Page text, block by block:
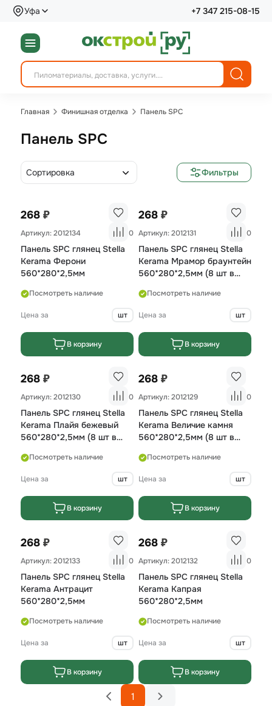
Уфа +7 347 215-08-15
Главная Финишная отделка Панель SPC
Панель SPC
Сортировка Фильтры
268 ₽
Артикул: 2012134 0
Панель SPC глянец Stella
Kerama Ферони
560*280*2,5мм
Посмотреть наличие
Цена за шт
В корзину
268 ₽
Артикул: 2012131 0
Панель SPC глянец Stella
Kerama Мрамор браунтейн
560*280*2,5мм (8 шт в
Посмотреть наличие
Цена за шт
В корзину
268 ₽
Артикул: 2012130 0
Панель SPC глянец Stella
Kerama Плайя бежевый
560*280*2,5мм (8 шт в
Посмотреть наличие
Цена за шт
В корзину
268 ₽
Артикул: 2012129 0
Панель SPC глянец Stella
Kerama Величие камня
560*280*2,5мм (8 шт в
Посмотреть наличие
Цена за шт
В корзину
268 ₽
Артикул: 2012133 0
Панель SPC глянец Stella
Kerama Антрацит
560*280*2,5мм
Посмотреть наличие
Цена за шт
В корзину
268 ₽
Артикул: 2012132 0
Панель SPC глянец Stella
Kerama Капрая
560*280*2,5мм
Посмотреть наличие
Цена за шт
В корзину
1